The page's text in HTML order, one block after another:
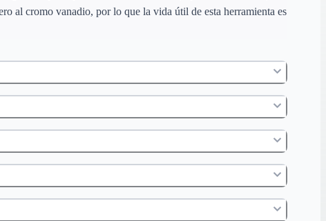
al cromo vanadio, por lo que la vida útil de esta herramienta es